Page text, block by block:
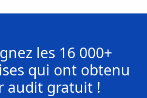
les 16 000+
qui ont obtenu
audit gratuit !